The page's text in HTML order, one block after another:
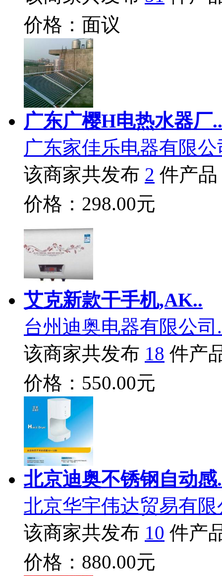
价格：面议
广东广樱H电热水器厂..
广东家佳乐电器有限公
该商家共发布 2 件产品
价格：298.00元
艾克新款干手机,AK..
台州迪奥电器有限公司
该商家共发布 18 件产
价格：550.00元
北京迪奥不锈钢自动感
北京华宇伟达贸易有限
该商家共发布 10 件产
价格：880.00元